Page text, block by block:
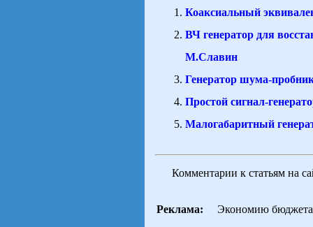
Коаксиальный
ВЧ генератор для
М.Славин
Генератор шума-
Простой сигнал-
Малогабаритный
Комментарии к статьям на
Реклама: Экономию бюджета